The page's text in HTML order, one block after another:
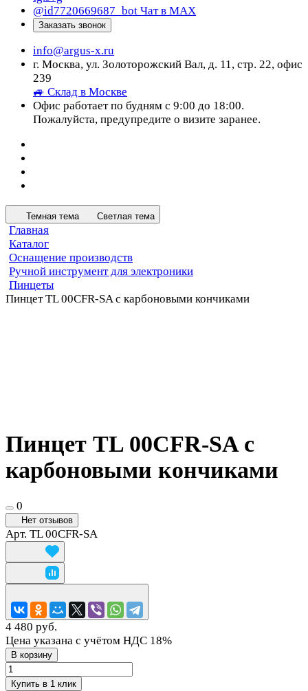
@id7720669687_bot Чат в МАХ
Заказать звонок
info@argus-x.ru
г. Москва, ул. Золоторожский Вал, д. 11, стр. 22, офис
239
🚙 Склад в Москве
Офис работает по будням с 9:00 до 18:00.
Пожалуйста, предупредите о визите заранее.
Темная тема Светлая тема
Главная
Каталог
Оснащение производств
Ручной инструмент для электроники
Пинцеты
Пинцет TL 00CFR-SA с карбоновыми кончиками
Пинцет TL 00CFR-SA с
карбоновыми кончиками
0
Нет отзывов
Арт. TL 00CFR-SA
4 480 руб.
Цена указана с учётом НДС 18%
В корзину
Купить в 1 клик